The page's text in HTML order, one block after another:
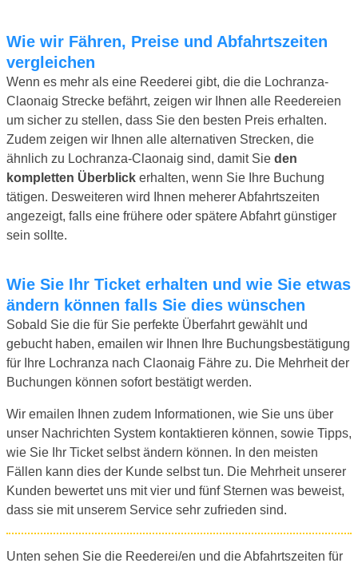
Wie wir Fähren, Preise und Abfahrtszeiten
vergleichen
Wenn es mehr als eine Reederei gibt, die die Lochranza-
Claonaig Strecke befährt, zeigen wir Ihnen alle Reedereien
um sicher zu stellen, dass Sie den besten Preis erhalten.
Zudem zeigen wir Ihnen alle alternativen Strecken, die
ähnlich zu Lochranza-Claonaig sind, damit Sie den
kompletten Überblick erhalten, wenn Sie Ihre Buchung
tätigen. Desweiteren wird Ihnen meherer Abfahrtszeiten
angezeigt, falls eine frühere oder spätere Abfahrt günstiger
sein sollte.
Wie Sie Ihr Ticket erhalten und wie Sie etwas
ändern können falls Sie dies wünschen
Sobald Sie die für Sie perfekte Überfahrt gewählt und
gebucht haben, emailen wir Ihnen Ihre Buchungsbestätigung
für Ihre Lochranza nach Claonaig Fähre zu. Die Mehrheit der
Buchungen können sofort bestätigt werden.
Wir emailen Ihnen zudem Informationen, wie Sie uns über
unser Nachrichten System kontaktieren können, sowie Tipps,
wie Sie Ihr Ticket selbst ändern können. In den meisten
Fällen kann dies der Kunde selbst tun. Die Mehrheit unserer
Kunden bewertet uns mit vier und fünf Sternen was beweist,
dass sie mit unserem Service sehr zufrieden sind.
Unten sehen Sie die Reederei/en und die Abfahrtszeiten für